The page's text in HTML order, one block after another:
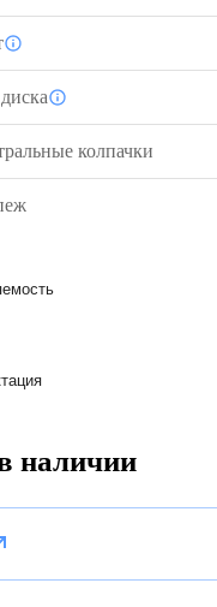
колпачки
наличии